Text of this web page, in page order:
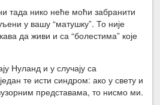
тада нико неће моћи забранити
у вашу “матушку”. То није
да живи и са “болестима” које
Нуланд и у случају са
те исти синдром: ако у свету и
представама, то нисмо ми.